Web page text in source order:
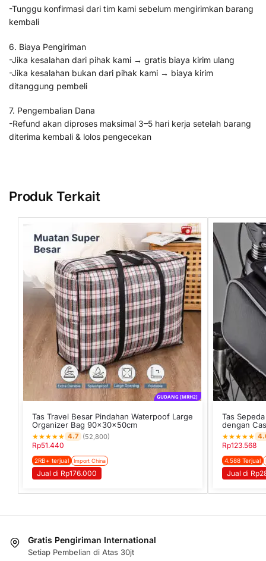
-Tunggu konfirmasi dari tim kami sebelum mengirimkan barang
kembali
6. Biaya Pengiriman
-Jika kesalahan dari pihak kami → gratis biaya kirim ulang
-Jika kesalahan bukan dari pihak kami → biaya kirim
ditanggung pembeli
7. Pengembalian Dana
-Refund akan diproses maksimal 3–5 hari kerja setelah barang
diterima kembali & lolos pengecekan
Produk Terkait
GUDANG [MRH2]
Tas Travel Besar Pindahan Waterpoof Large
Organizer Bag 90x30x50cm
★★★★★ 4.7 (52,800)
Rp51.440
2RB+ terjual Import China
Jual di Rp176.000
Tas
dengan
★★★★★
Rp123.568
4.588 Terjual
Jual di
Gratis Pengiriman International
Setiap Pembelian di Atas 30jt